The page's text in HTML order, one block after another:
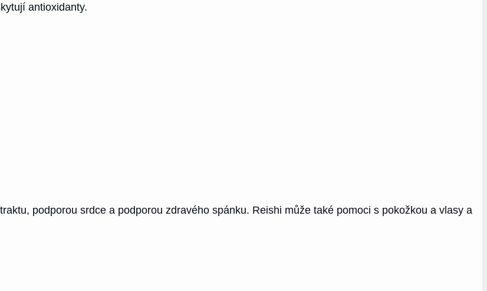
antioxidanty.
podporou srdce a podporou zdravého spánku. Reishi může také pomoci s pokožkou a vlasy a